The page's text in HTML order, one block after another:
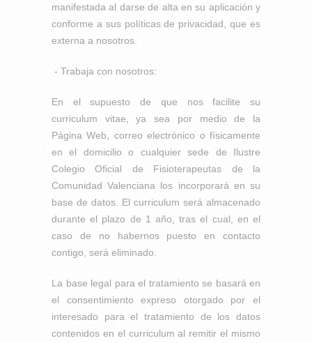
manifestada al darse de alta en su aplicación y
conforme a sus políticas de privacidad, que es
externa a nosotros.
- Trabaja con nosotros:
En el supuesto de que nos facilite su
curriculum vitae, ya sea por medio de la
Página Web, correo electrónico o físicamente
en el domicilio o cualquier sede de Ilustre
Colegio Oficial de Fisioterapeutas de la
Comunidad Valenciana los incorporará en su
base de datos. El curriculum será almacenado
durante el plazo de 1 año, tras el cual, en el
caso de no habernos puesto en contacto
contigo, será eliminado.
La base legal para el tratamiento se basará en
el consentimiento expreso otorgado por el
interesado para el tratamiento de los datos
contenidos en el curriculum al remitir el mismo